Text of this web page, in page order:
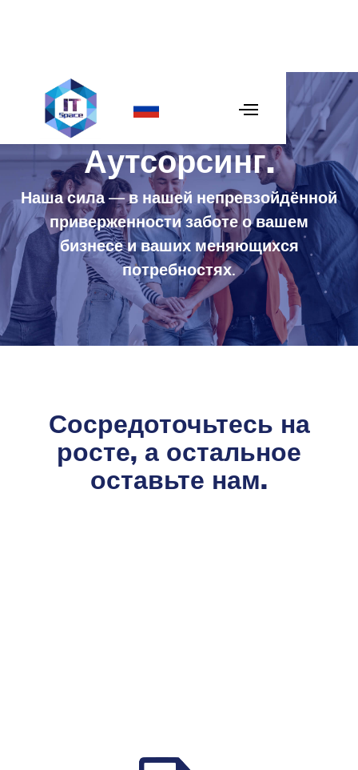
Аутсорсинг.
Наша сила — в нашей непревзойдённой
приверженности заботе о вашем
бизнесе и ваших меняющихся
потребностях.
Сосредоточьтесь на
росте, а остальное
оставьте нам.